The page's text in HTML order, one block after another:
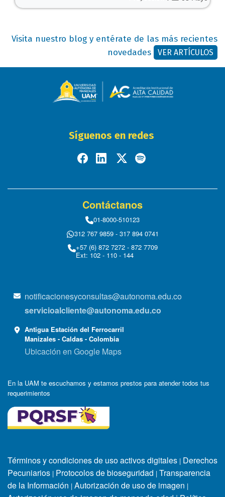
Visita nuestro blog y entérate de las más recientes
novedades
VER ARTÍCULOS
Síguenos en redes
Contáctanos
01-8000-510123
312 767 9859 - 317 894 0741
+57 (6) 872 7272 - 872 7709
Ext: 102 - 110 - 144
notificacionesyconsultas@autonoma.edu.co
servicioalcliente@autonoma.edu.co
Antigua Estación del Ferrocarril
Manizales - Caldas - Colombia
Ubicación en Google Maps
En la UAM te escuchamos y estamos prestos para atender todos tus
requerimientos
Términos y condiciones de uso activos digitales | Derechos
Pecuniarios | Protocolos de bioseguridad | Transparencia
de la Información | Autorización de uso de imagen |